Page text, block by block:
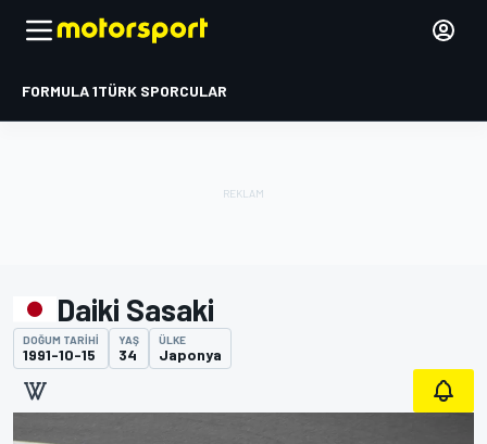
FORMULA 1TÜRK SPORCULAR
Daiki Sasaki
DOĞUM TARIHI
1991-10-15
YAŞ
34
ÜLKE
Japonya